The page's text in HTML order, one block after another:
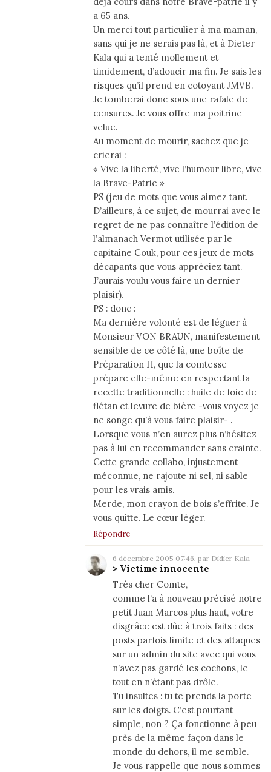
a 65 ans.
Un merci tout particulier à ma maman,
sans qui je ne serais pas là, et à Dieter
Kala qui a tenté mollement et
timidement, d’adoucir ma fin. Je sais les
risques qu’il prend en cotoyant JMVB.
Je tomberai donc sous une rafale de
censures. Je vous offre ma poitrine
velue.
Au moment de mourir, sachez que je
crierai :
« Vive la liberté, vive l’humour libre, vive
la Brave-Patrie »
PS (jeu de mots que vous aimez tant.
D’ailleurs, à ce sujet, de mourrai avec le
regret de ne pas connaître l’édition de
l’almanach Vermot utilisée par le
capitaine Couk, pour ces jeux de mots
décapants que vous appréciez tant.
J’aurais voulu vous faire un dernier
plaisir).
PS : donc :
Ma dernière volonté est de léguer à
Monsieur VON BRAUN, manifestement
sensible de ce côté là, une boîte de
Préparation H, que la comtesse
prépare elle-même en respectant la
recette traditionnelle : huile de foie de
flétan et levure de bière -vous voyez je
ne songe qu’à vous faire plaisir- .
Lorsque vous n’en aurez plus n’hésitez
pas à lui en recommander sans crainte.
Cette grande collabo, injustement
méconnue, ne rajoute ni sel, ni sable
pour les vrais amis.
Merde, mon crayon de bois s’effrite. Je
vous quitte. Le cœur léger.
Répondre
6 décembre 2005 07:46, par Didier Kala
> Victime innocente
Très cher Comte,
comme l’a à nouveau précisé notre
petit Juan Marcos plus haut, votre
disgrâce est dûe à trois faits : des
posts parfois limite et des attaques
sur un admin du site avec qui vous
n’avez pas gardé les cochons, le
tout en n’étant pas drôle.
Tu insultes : tu te prends la porte
sur les doigts. C’est pourtant
simple, non ? Ça fonctionne à peu
près de la même façon dans le
monde du dehors, il me semble.
Je vous rappelle que nous sommes